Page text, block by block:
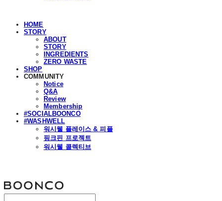
HOME
STORY
ABOUT
STORY
INGREDIENTS
ZERO WASTE
SHOP
COMMUNITY
Notice
Q&A
Review
Membership
#SOCIALBOONCO
#WASHWELL
워시웰 플레이스 & 피플
핑크핀 프로젝트
워시웰 콜렉티브